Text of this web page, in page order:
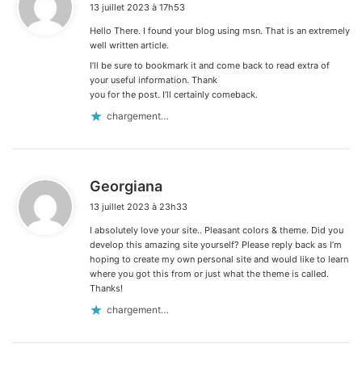
t
:
13 juillet 2023 à 17h53
Hello There. I found your blog using msn. That is an extremely
well written article.
I’ll be sure to bookmark it and come back to read extra of
your useful information. Thank
you for the post. I’ll certainly comeback.
chargement…
Georgiana
t
:
13 juillet 2023 à 23h33
I absolutely love your site.. Pleasant colors & theme. Did you
develop this amazing site yourself? Please reply back as I’m
hoping to create my own personal site and would like to learn
where you got this from or just what the theme is called.
Thanks!
chargement…